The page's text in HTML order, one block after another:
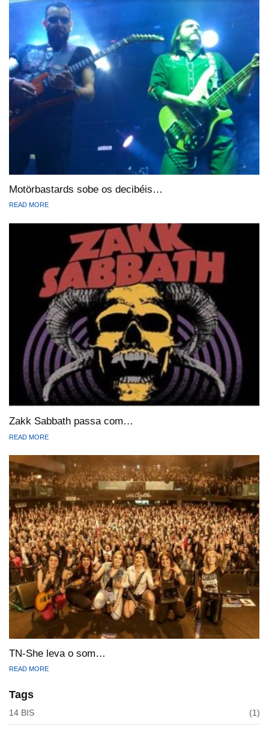
Motörbastards sobe os decibéis…
READ MORE
Zakk Sabbath passa com…
READ MORE
TN-She leva o som…
READ MORE
Tags
14 BIS (1)